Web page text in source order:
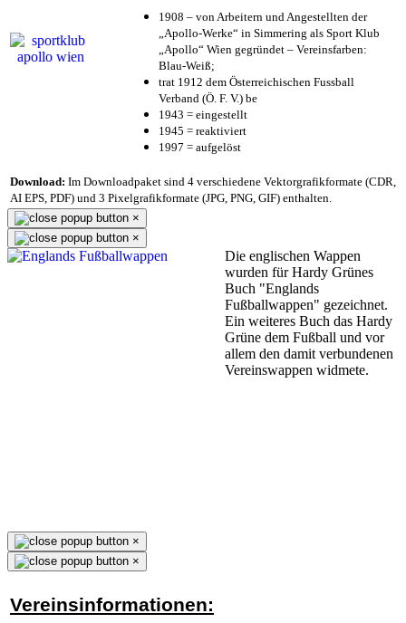
1908 – von Arbeitern und Angestellten der
„Apollo-Werke“ in Simmering als Sport Klub
„Apollo“ Wien gegründet – Vereinsfarben:
Blau-Weiß;
trat 1912 dem Österreichischen Fussball
Verband (Ö. F. V.) be
1943 = eingestellt
1945 = reaktiviert
1997 = aufgelöst
Download: Im Downloadpaket sind 4 verschiedene Vektorgrafikformate (CDR,
AI EPS, PDF) und 3 Pixelgrafikformate (JPG, PNG, GIF) enthalten.
×
×
Die englischen Wappen
wurden für Hardy Grünes
Buch "Englands
Fußballwappen" gezeichnet.
Ein weiteres Buch das Hardy
Grüne dem Fußball und vor
allem den damit verbundenen
Vereinswappen widmete.
×
×
Vereinsinformationen: